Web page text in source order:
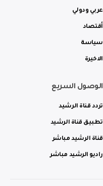
عربي ودولي
أقتصاد
سياسة
الاخيرة
الوصول السريع
تردد قناة الرشيد
تطبيق قناة الرشيد
قناة الرشيد مباشر
راديو الرشيد مباشر